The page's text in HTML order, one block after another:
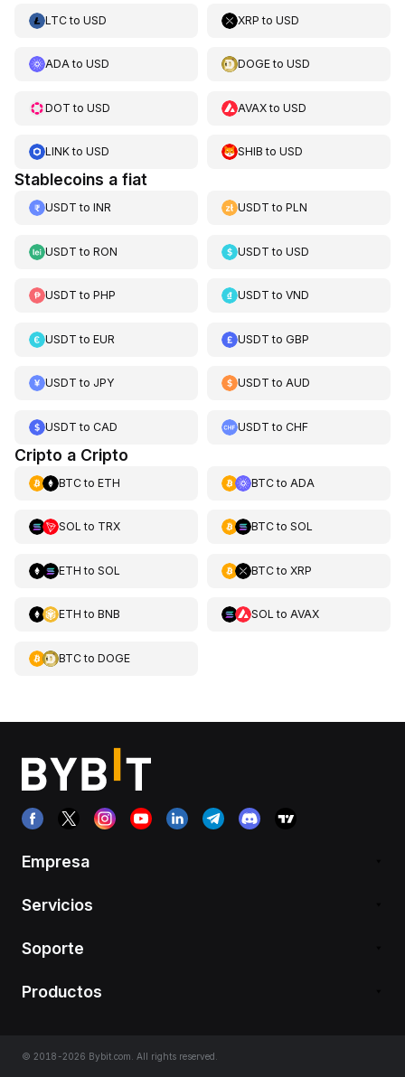
LTCto USD XRP toUSD
ADAto USD DOGEtoUSD
DOT to USD AVAXtoUSD
LINKto USD SHIB toUSD
Stablecoins a fiat
USDT to INR USDT toPLN
USDT to RON USDT toUSD
USDT to PHP USDT toVND
USDT to EUR USDT toGBP
USDT to JPY USDT toAUD
USDT to CAD USDT toCHF
Cripto a Cripto
BTCto ETH BTCto ADA
SOL to TRX BTCto SOL
ETH to SOL BTCto XRP
ETH to BNB SOL to AVAX
BTCto DOGE
Empresa
Servicios
Soporte
Productos
© 2018-2026 Bybit.com. All rights reserved.